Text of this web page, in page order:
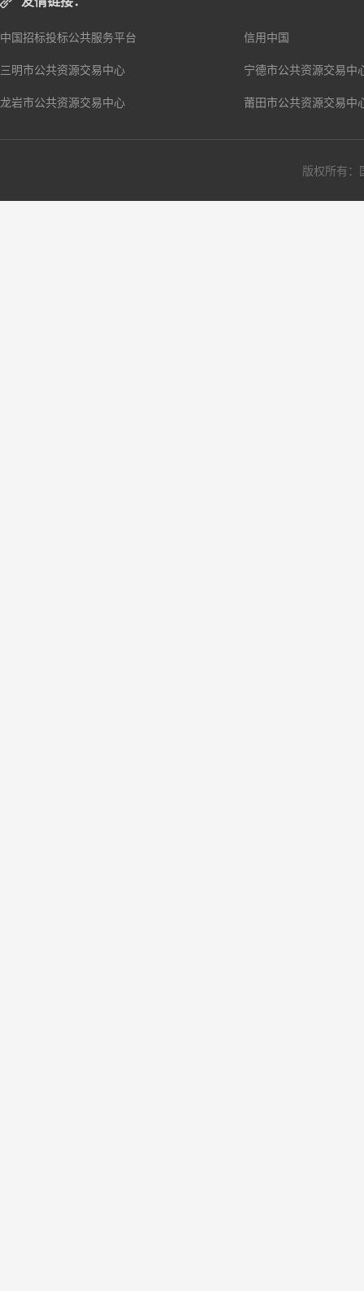
中国招标投标公共服务平台
信用中国
三明市公共资源交易中心
宁德市公共资源交易中
龙岩市公共资源交易中心
莆田市公共资源交易中
版权所有：